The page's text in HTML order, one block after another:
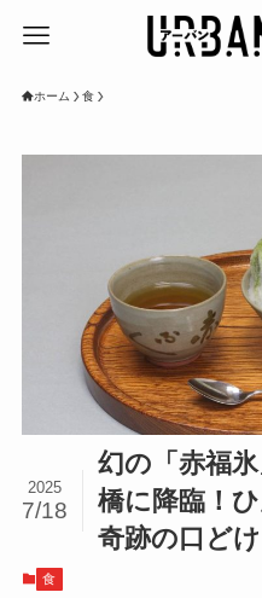
ホーム 食
幻の「赤福
橋に降臨！
奇跡の口ど
2025
7/18
食